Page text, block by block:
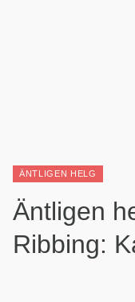
ÄNTLIGEN HELG
Äntligen
Ribbing: